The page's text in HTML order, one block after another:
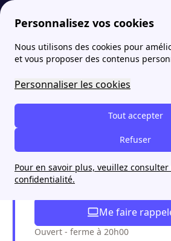
Personnalisez vos cookies
Nous utilisons des cookies pour
et vous proposer des contenus
Personnaliser les cookies
Tout accepter
Refuser
Pour en savoir plus, veuillez
confidentialité.
papernest Souscrire Mise en service Vattenfall : quels
Mise en service
quels sont les
frais et délais ?
Je souscris une offre
Me faire
Ouvert - ferme à 20h00